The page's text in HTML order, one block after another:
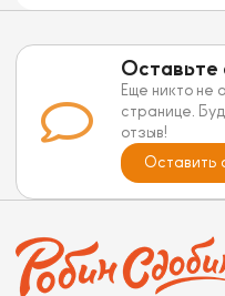
Оставьте
Еще никто не
странице.
отзыв!
Оставить